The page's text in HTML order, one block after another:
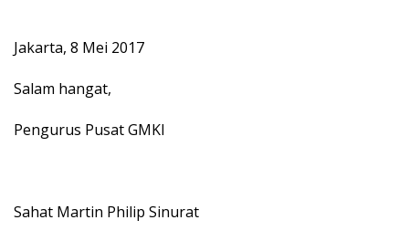
Jakarta, 8 Mei 2017
Salam hangat,
Pengurus Pusat GMKI
Sahat Martin Philip Sinurat